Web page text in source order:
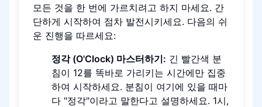
모든 것을 한 번에 가르치려고 하지 마세요. 간
단하게 시작하여 점차 발전시키세요. 다음의 쉬
운 진행을 따르세요:
정각 (O'Clock) 마스터하기: 긴 빨간색 분
침이 12를 똑바로 가리키는 시간에만 집중
하여 시작하세요. 분침이 여기에 있을 때마
다 "정각"이라고 말한다고 설명하세요. 1시,